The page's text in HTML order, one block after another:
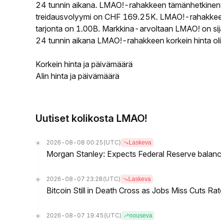
24 tunnin aikana. LMAO!-rahakkeen
treidausvolyymi on CHF 169.25K. LMAO!-
tarjonta on 1.00B. Markkina-arvoltaan LMAO! on
24 tunnin aikana LMAO!-rahakkeen korkein hinta
Korkein hinta ja päivämäärä
Alin hinta ja päivämäärä
Uutiset kolikosta LMAO!
2026-08-08 00:25 (UTC) Laskeva
Morgan Stanley: Expects Federal Reserve
2026-08-07 23:28 (UTC) Laskeva
Bitcoin Still in Death Cross as Jobs Miss Cuts
2026-08-07 19:45 (UTC) nouseva